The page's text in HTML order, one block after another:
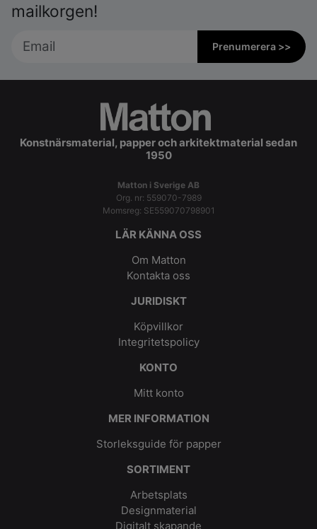
mailkorgen!
Prenumerera >>
Konstnärsmaterial, papper och arkitektmaterial sedan
1950
Matton i Sverige AB
Org. nr: 559070-7989
Momsreg: SE559070798901
LÄR KÄNNA OSS
Om Matton
Kontakta oss
JURIDISKT
Köpvillkor
Integritetspolicy
KONTO
Mitt konto
MER INFORMATION
Storleksguide för papper
SORTIMENT
Arbetsplats
Designmaterial
Digitalt skapande